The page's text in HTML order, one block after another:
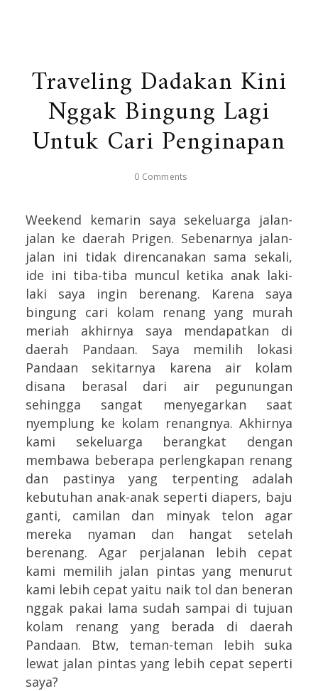
Traveling Dadakan Kini
Nggak Bingung Lagi
Untuk Cari Penginapan
0 Comments
Weekend kemarin saya sekeluarga jalan-
jalan ke daerah Prigen. Sebenarnya jalan-
jalan ini tidak direncanakan sama sekali,
ide ini tiba-tiba muncul ketika anak laki-
laki saya ingin berenang. Karena saya
bingung cari kolam renang yang murah
meriah akhirnya saya mendapatkan di
daerah Pandaan. Saya memilih lokasi
Pandaan sekitarnya karena air kolam
disana berasal dari air pegunungan
sehingga sangat menyegarkan saat
nyemplung ke kolam renangnya. Akhirnya
kami sekeluarga berangkat dengan
membawa beberapa perlengkapan renang
dan pastinya yang terpenting adalah
kebutuhan anak-anak seperti diapers, baju
ganti, camilan dan minyak telon agar
mereka nyaman dan hangat setelah
berenang. Agar perjalanan lebih cepat
kami memilih jalan pintas yang menurut
kami lebih cepat yaitu naik tol dan beneran
nggak pakai lama sudah sampai di tujuan
kolam renang yang berada di daerah
Pandaan. Btw, teman-teman lebih suka
lewat jalan pintas yang lebih cepat seperti
saya?